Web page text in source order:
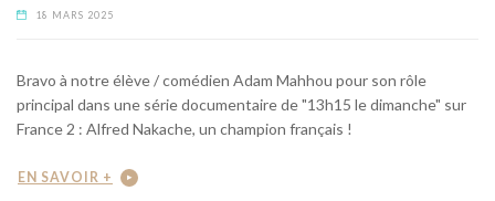
18 MARS 2025
Bravo à notre élève / comédien Adam Mahhou pour son rôle
principal dans une série documentaire de "13h15 le dimanche" sur
France 2 : Alfred Nakache, un champion français !
EN SAVOIR +